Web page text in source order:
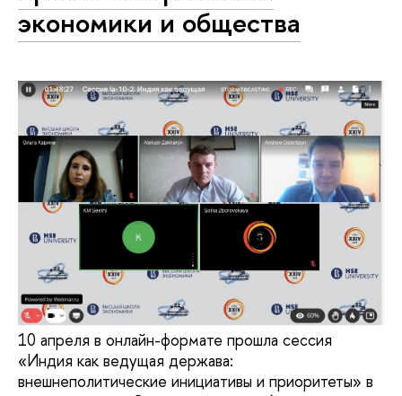
экономики и общества
10 апреля в онлайн-формате прошла сессия
«Индия как ведущая держава:
внешнеполитические инициативы и приоритеты» в